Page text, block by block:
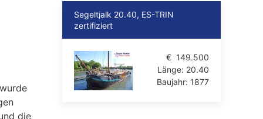
die
Segeltjalk 20.40, ES-TRIN
zertifiziert
€ 149.500
Länge: 20.40
Baujahr: 1877